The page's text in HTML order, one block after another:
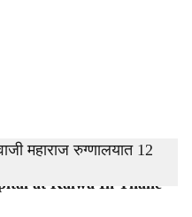
In 12 Hours.-Dainik Gomantak
at Kalwa In Thane